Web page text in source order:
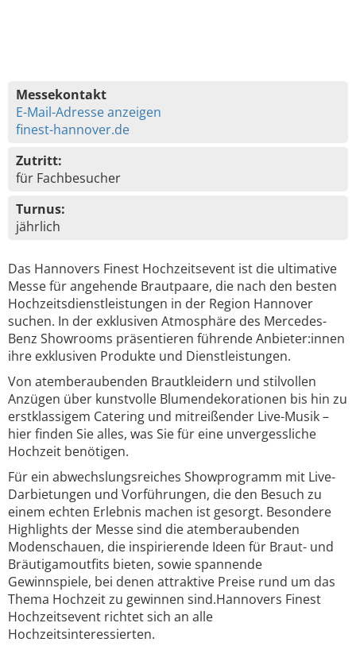
Messekontakt
E-Mail-Adresse anzeigen
finest-hannover.de
Zutritt:
für Fachbesucher
Turnus:
jährlich
Das Hannovers Finest Hochzeitsevent ist die ultimative
Messe für angehende Brautpaare, die nach den besten
Hochzeitsdienstleistungen in der Region Hannover
suchen. In der exklusiven Atmosphäre des Mercedes-
Benz Showrooms präsentieren führende Anbieter:innen
ihre exklusiven Produkte und Dienstleistungen.
Von atemberaubenden Brautkleidern und stilvollen
Anzügen über kunstvolle Blumendekorationen bis hin zu
erstklassigem Catering und mitreißender Live-Musik –
hier finden Sie alles, was Sie für eine unvergessliche
Hochzeit benötigen.
Für ein abwechslungsreiches Showprogramm mit Live-
Darbietungen und Vorführungen, die den Besuch zu
einem echten Erlebnis machen ist gesorgt. Besondere
Highlights der Messe sind die atemberaubenden
Modenschauen, die inspirierende Ideen für Braut- und
Bräutigamoutfits bieten, sowie spannende
Gewinnspiele, bei denen attraktive Preise rund um das
Thema Hochzeit zu gewinnen sind.Hannovers Finest
Hochzeitsevent richtet sich an alle
Hochzeitsinteressierten.